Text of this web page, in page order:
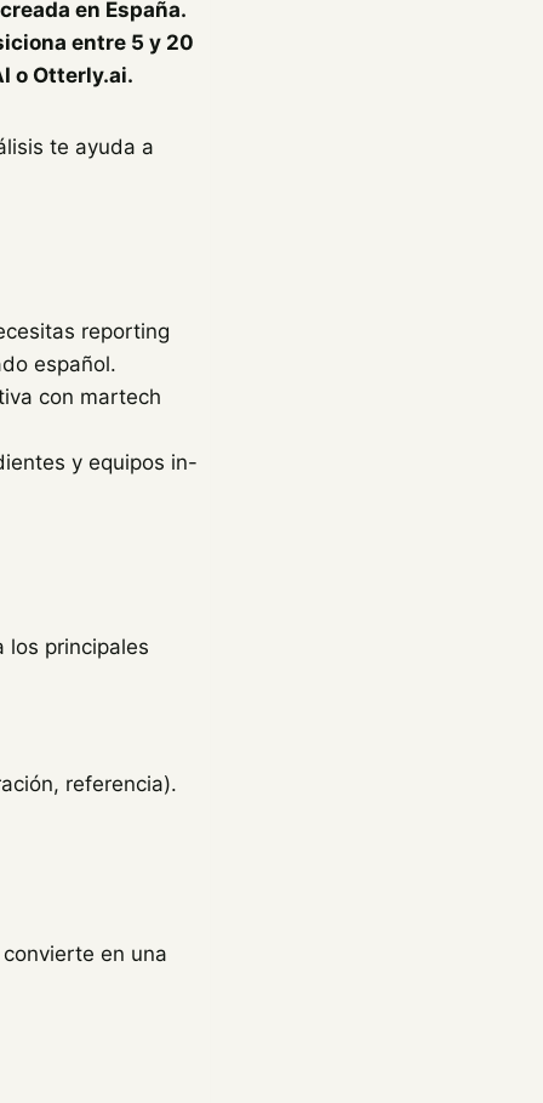
en España.
entre 5 y 20
o Otterly.ai.
te ayuda a
reporting
español.
con martech
y equipos in-
los principales
referencia).
en una